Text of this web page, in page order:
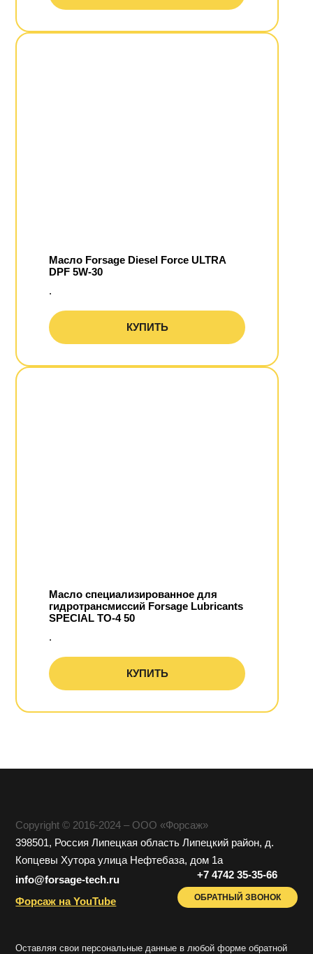
Масло Forsage Diesel Force ULTRA
DPF 5W-30
.
КУПИТЬ
Масло специализированное для
гидротрансмиссий Fоrsаgе Lubricants
SPECIAL TO-4 50
.
КУПИТЬ
Copyright © 2016-2024 – ООО «Форсаж»
398501, Россия Липецкая область Липецкий район, д.
Копцевы Хутора улица Нефтебаза, дом 1a
info@forsage-tech.ru
Форсаж на YouTube
+7 4742 35-35-66
ОБРАТНЫЙ ЗВОНОК
Оставляя свои персональные данные в любой форме обратной